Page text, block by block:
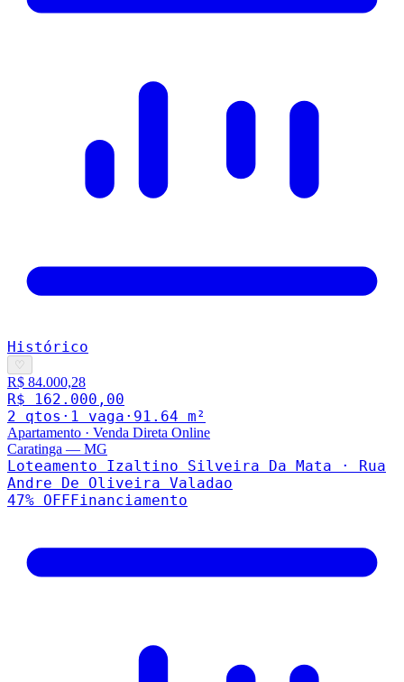
Histórico
♡
R$ 84.000,28
R$ 162.000,00
2 qtos · 1 vaga · 91.64 m²
Apartamento · Venda Direta Online
Caratinga — MG
Loteamento Izaltino Silveira Da Mata · Rua
Andre De Oliveira Valadao
47% OFFFinanciamento